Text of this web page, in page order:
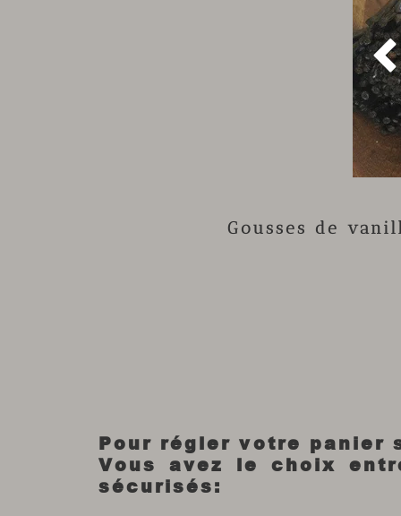
Gousses de
Pour régler votre panier
Vous avez le choix
sécurisés: